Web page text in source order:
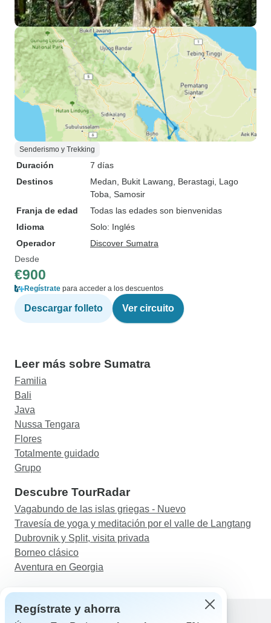
Senderismo y Trekking
Duración
7 días
Destinos
Medan , Bukit Lawang , Berastagi , Lago
Toba , Samosir
Franja de edad
Todas las edades son bienvenidas
Idioma
Solo: Inglés
Operador
Discover Sumatra
Desde
€900
Regístrate para acceder a los descuentos
Descargar folleto Ver circuito
Leer más sobre Sumatra
Familia
Bali
Java
Nussa Tengara
Flores
Totalmente guidado
Grupo
Descubre TourRadar
Vagabundo de las islas griegas - Nuevo
Travesía de yoga y meditación por el valle de Langtang
Dubrovnik y Split, visita privada
Borneo clásico
Aventura en Georgia
Regístrate y ahorra